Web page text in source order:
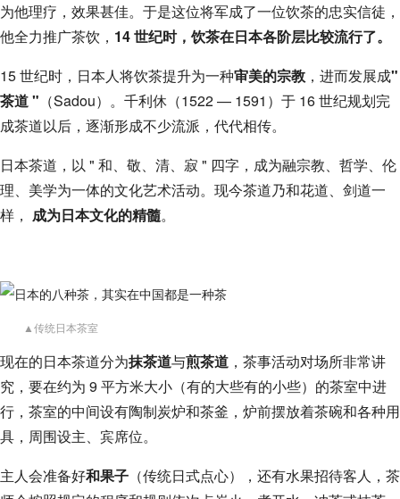
为他理疗，效果甚佳。于是这位将军成了一位饮茶的忠实信徒，
他全力推广茶饮， 14 世纪时，饮茶在日本各阶层比较流行了。
15 世纪时，日本人将饮茶提升为一种审美的宗教 ，进而发展成"
茶道 " （Sadou）。千利休（1522 — 1591）于 16 世纪规划完
成茶道以后，逐渐形成不少流派，代代相传。
日本茶道，以 " 和、敬、清、寂 " 四字，成为融宗教、哲学、伦
理、美学为一体的文化艺术活动。现今茶道乃和花道、剑道一
样， 成为日本文化的精髓。
▲传统日本茶室
现在的日本茶道分为抹茶道与煎茶道 ，茶事活动对场所非常讲
究，要在约为 9 平方米大小（有的大些有的小些）的茶室中进
行，茶室的中间设有陶制炭炉和茶釜，炉前摆放着茶碗和各种用
具，周围设主、宾席位。
主人会准备好和果子 （传统日式点心），还有水果招待客人，茶